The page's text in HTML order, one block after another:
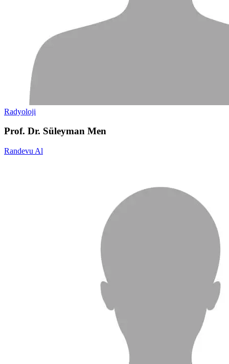
Radyoloji
Prof. Dr. Süleyman Men
Randevu Al